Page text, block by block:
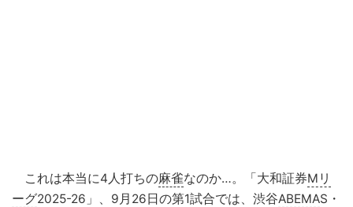
これは本当に4人打ちの麻雀なのか…。「大和証券Mリ
ーグ2025-26」、9月26日の第1試合では、渋谷ABEMAS・